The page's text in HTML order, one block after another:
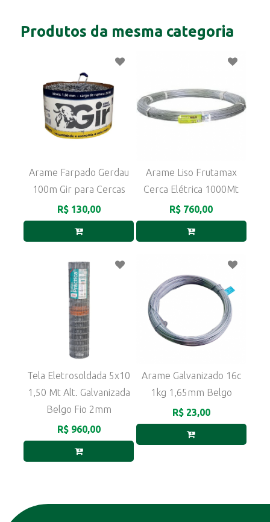
Produtos da mesma categoria
Arame Farpado Gerdau
100m Gir para Cercas
R$ 130,00
Arame Liso Frutamax
Cerca Elétrica 1000Mt
R$ 760,00
Tela Eletrosoldada 5x10
1,50 Mt Alt. Galvanizada
Belgo Fio 2mm
R$ 960,00
Arame Galvanizado 16c
1kg 1,65mm Belgo
R$ 23,00